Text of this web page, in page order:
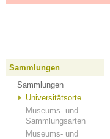
Sammlungen
Sammlungen
Universitätsorte
Museums- und
Sammlungsarten
Museums- und